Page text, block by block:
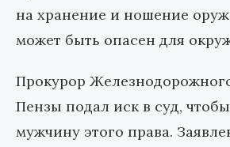
на хранение и ношение
может быть опасен для
Прокурор
Пензы подал иск в суд,
мужчину этого права.